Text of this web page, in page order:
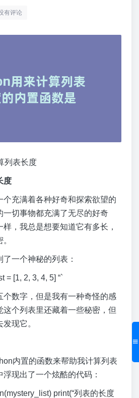
有评论
列表长度
度
个充满着各种好奇和探索欲望的
一切事物都充满了无尽的好奇
，我总是想要知道它有多长，
一个神秘的列表：
= [1, 2, 3, 4, 5] “`
个数字，但是我有一种奇怪的感
这个列表里还藏着一些秘密，但
现它。
内置的函数来帮助我计算列表
现出了一个炫酷的代码：
print(“列表的长度